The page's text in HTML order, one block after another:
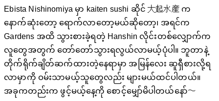
Ebista Nishinomiya မှာ kaiten sushi ဆိုင် 大起水産 က
နောက်ဆုံးတော့ ရောက်လာတော့မယ်ဆိုတော့၊ အရင်က
Gardens အထိ သွားစားခဲ့ရတဲ့ Hanshin လိုင်းတစ်လျှောက်က
လူတွေအတွက် တော်တော်သွားရလွယ်လာမယ့်ပုံပါ။ ဘူတာနဲ့
တိုက်ရိုက်ချိတ်ဆက်ထားတဲ့နေရာမှာ အမြန်လေး ဆူရှီစားလို့ရ
လာမှာကို ဝမ်းသာမယ့်သူတွေလည်း များမယ်ထင်ပါတယ်။
အခုကတည်းက ဖွင့်မယ့်နေ့ကို စောင့်မျှော်မိပါတယ်နော်〜